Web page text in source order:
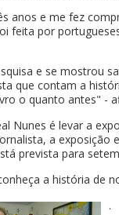
anos e me fez
feita por
e se mostrou
que contam a
o quanto antes" -
Nunes é levar a
a exposição
prevista para
a história de
.